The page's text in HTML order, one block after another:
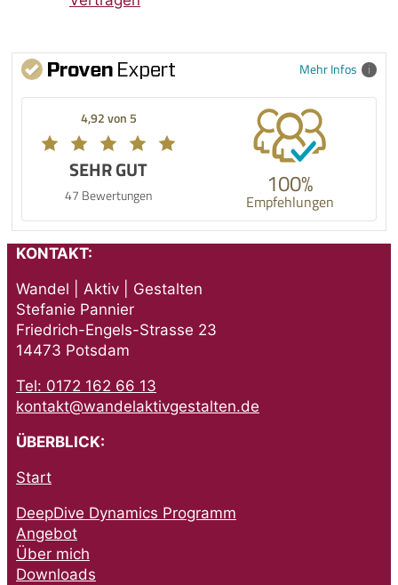
Mehr Infos
4,92 von 5
SEHR GUT
47 Bewertungen 100%
Empfehlungen
KONTAKT:
Wandel | Aktiv | Gestalten
Stefanie Pannier
Friedrich-Engels-Strasse 23
14473 Potsdam
Tel: 0172 162 66 13
kontakt@wandelaktivgestalten.de
ÜBERBLICK:
Start
DeepDive Dynamics Programm
Angebot
Über mich
Downloads